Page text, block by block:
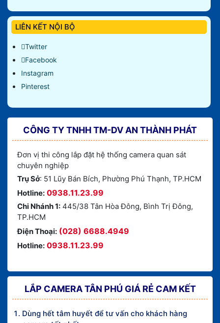
LIÊN KẾT NỘI BỘ
Twitter
Facebook
Instagram
Pinterest
CÔNG TY TNHH TM-DV AN THÀNH PHÁT
Đơn vị thi công lắp đặt hệ thống camera quan sát
chuyên nghiệp
Trụ Sở: 51 Lũy Bán Bích, Phường Phú Thạnh, TP.HCM
Hotline: 0938.11.23.99
Chi Nhánh 1: 445/38 Tân Hòa Đông, Bình Trị Đông,
TP.HCM
Điện Thoại: (028) 6688.4949
Hotline: 0938.11.23.99
LẮP CAMERA TÂN PHÚ GIÁ RẺ CAM KẾT
Dùng hết tâm huyết để tư vấn cho khách hàng